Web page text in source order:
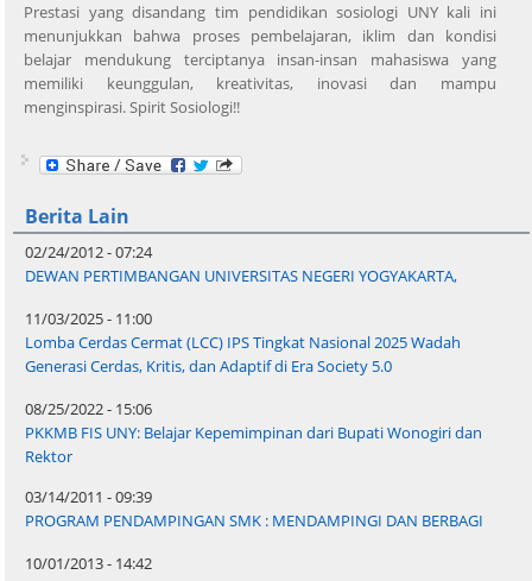
Prestasi yang disandang tim pendidikan sosiologi UNY kali ini
menunjukkan bahwa proses pembelajaran, iklim dan kondisi
belajar mendukung terciptanya insan-insan mahasiswa yang
memiliki keunggulan, kreativitas, inovasi dan mampu
menginspirasi. Spirit Sosiologi!!
Berita Lain
02/24/2012 - 07:24
DEWAN PERTIMBANGAN UNIVERSITAS NEGERI YOGYAKARTA,
11/03/2025 - 11:00
Lomba Cerdas Cermat (LCC) IPS Tingkat Nasional 2025 Wadah
Generasi Cerdas, Kritis, dan Adaptif di Era Society 5.0
08/25/2022 - 15:06
PKKMB FIS UNY: Belajar Kepemimpinan dari Bupati Wonogiri dan
Rektor
03/14/2011 - 09:39
PROGRAM PENDAMPINGAN SMK : MENDAMPINGI DAN BERBAGI
10/01/2013 - 14:42